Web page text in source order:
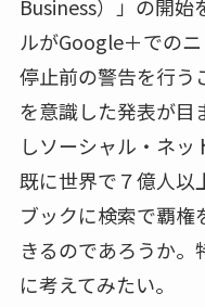
Business）」の開
ルがGoogle＋での
停止前の警告を行う
を意識した発表が目
しソーシャル・ネ
既に世界で７億人以
ブックに検索で覇権
きるのであろうか
に考えてみたい。